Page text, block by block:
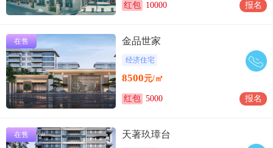
红包 10000 报名
在售 金品世家
经济住宅
8500元/㎡
红包 5000 报名
在售 天著玖璋台